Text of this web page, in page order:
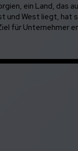
ein Land, das
und West liegt, hat
für Unternehmer